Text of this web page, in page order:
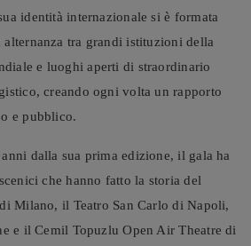
identità internazionale si è formata
alternanza tra grandi istituzioni della
e luoghi aperti di straordinario
creando ogni volta un rapporto
e pubblico.
dalla sua prima edizione, il gala ha
che hanno fatto la storia del
Milano, il Teatro San Carlo di Napoli,
e il Cemil Topuzlu Open Air Theatre di